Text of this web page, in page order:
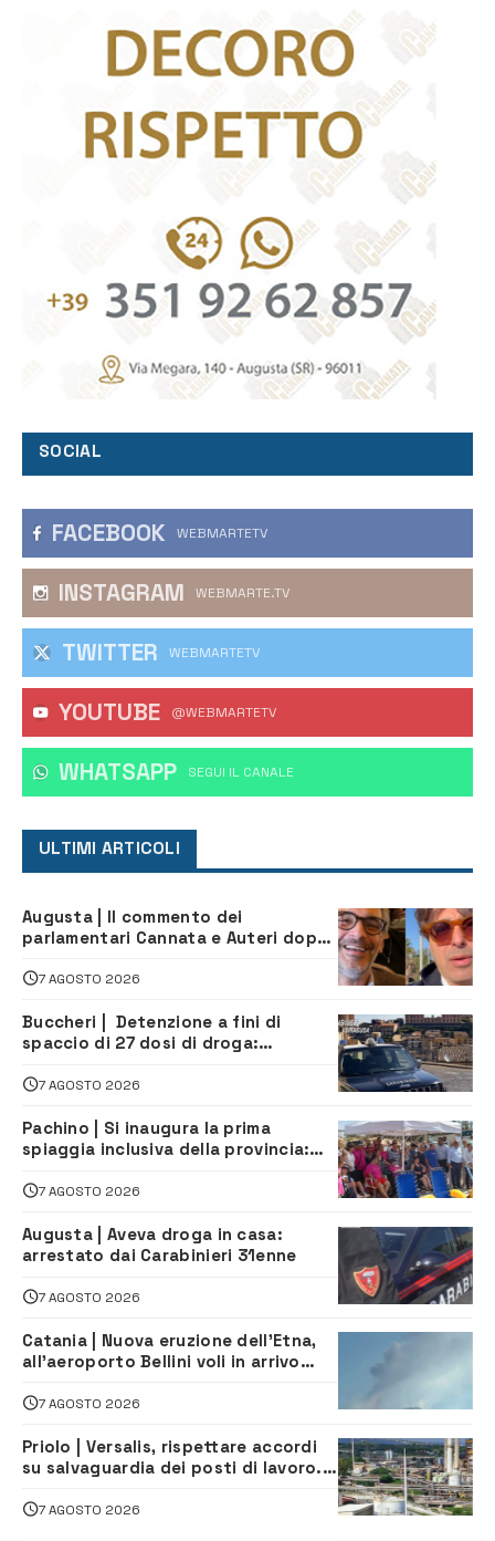
SOCIAL
FACEBOOK WEBMARTETV
INSTAGRAM WEBMARTE.TV
TWITTER WEBMARTETV
YOUTUBE @WEBMARTETV
WHATSAPP ‎SEGUI IL CANALE
ULTIMI ARTICOLI
Augusta | Il commento dei
parlamentari Cannata e Auteri dopo
depuratore
7 AGOSTO 2026
Buccheri | Detenzione a fini di
spaccio di 27 dosi di droga:
7 AGOSTO 2026
Pachino | Si inaugura la prima
spiaggia inclusiva della provincia:
tutti
7 AGOSTO 2026
Augusta | Aveva droga in casa:
arrestato dai Carabinieri 31enne
7 AGOSTO 2026
Catania | Nuova eruzione dell’Etna,
all’aeroporto Bellini voli in arrivo
7 AGOSTO 2026
Priolo | Versalis, rispettare accordi
su salvaguardia dei posti di lavoro. Il
7 AGOSTO 2026